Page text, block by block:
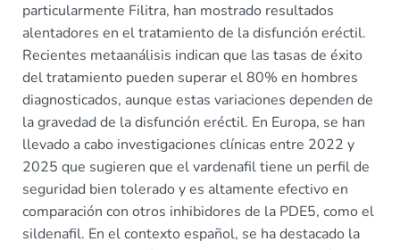
particularmente Filitra, han mostrado resultados
alentadores en el tratamiento de la disfunción eréctil.
Recientes metaanálisis indican que las tasas de éxito
del tratamiento pueden superar el 80% en hombres
diagnosticados, aunque estas variaciones dependen de
la gravedad de la disfunción eréctil. En Europa, se han
llevado a cabo investigaciones clínicas entre 2022 y
2025 que sugieren que el vardenafil tiene un perfil de
seguridad bien tolerado y es altamente efectivo en
comparación con otros inhibidores de la PDE5, como el
sildenafil. En el contexto español, se ha destacado la